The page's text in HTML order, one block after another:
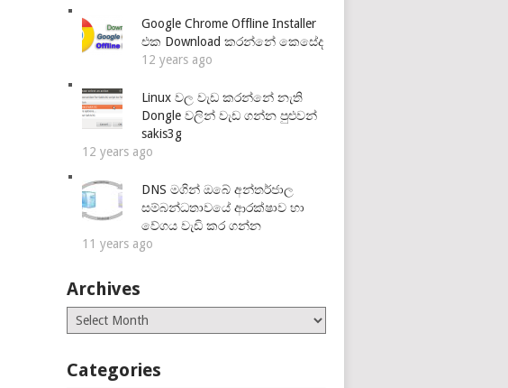
Google Chrome Offline Installer
එක Download කරන්නේ කෙසේද
12 years ago
Linux වල වැඩ කරන්නේ නැති
Dongle වලින් වැඩ ගන්න පුළුවන්
sakis3g
12 years ago
DNS මගින් ඔබේ අන්තර්ජාල
සම්බන්ධතාවයේ ආරක්ෂාව හා
වේගය වැඩි කර ගන්න
11 years ago
Archives
Archives
Categories